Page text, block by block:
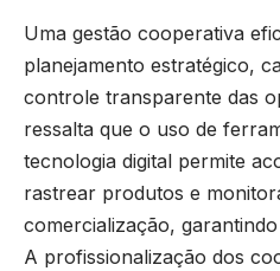
Uma gestão cooperativa
planejamento estratégico,
controle transparente das
ressalta que o uso de
tecnologia digital permite
rastrear produtos e
comercialização,
A profissionalização dos